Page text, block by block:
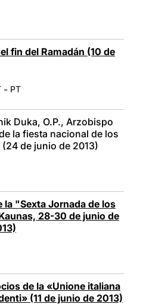
fin del Ramadán (10 de
- PT
Duka, O.P., Arzobispo
la fiesta nacional de los
de junio de 2013)
"Sexta Jornada de los
28-30 de junio de
de la «Unione italiana
(11 de junio de 2013)